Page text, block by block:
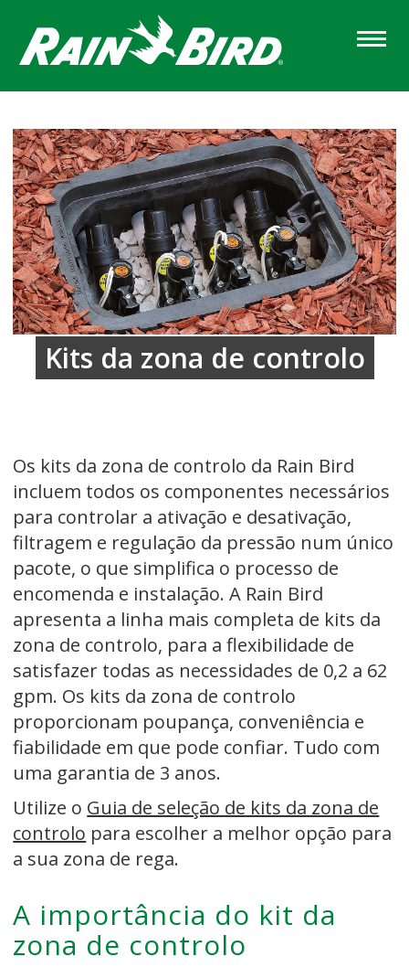
main
content
Kits da zona de controlo
Os kits da zona de controlo da Rain Bird
incluem todos os componentes necessários
para controlar a ativação e desativação,
filtragem e regulação da pressão num único
pacote, o que simplifica o processo de
encomenda e instalação. A Rain Bird
apresenta a linha mais completa de kits da
zona de controlo, para a flexibilidade de
satisfazer todas as necessidades de 0,2 a 62
gpm. Os kits da zona de controlo
proporcionam poupança, conveniência e
fiabilidade em que pode confiar. Tudo com
uma garantia de 3 anos.
Utilize o Guia de seleção de kits da zona de
controlo para escolher a melhor opção para
a sua zona de rega.
A importância do kit da
zona de controlo